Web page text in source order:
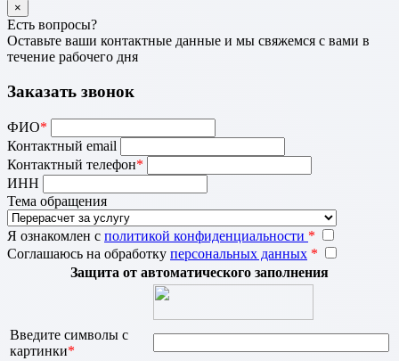
×
Есть вопросы?
Оставьте ваши контактные данные и мы свяжемся с вами в
течение рабочего дня
Заказать звонок
ФИО*
Контактный email
Контактный телефон*
ИНН
Тема обращения
Я ознакомлен с политикой конфиденциальности *
Соглашаюсь на обработку персональных данных *
Защита от автоматического заполнения
Введите символы с
картинки*